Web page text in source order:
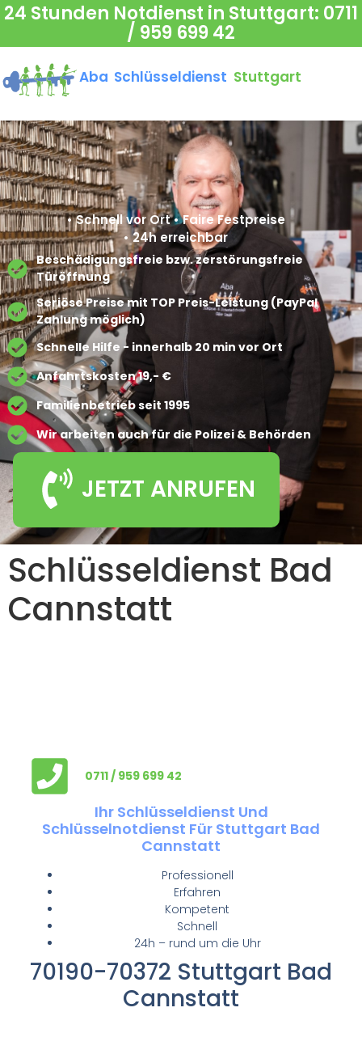
24 Stunden Notdienst in Stuttgart: 0711
/ 959 699 42
Aba Schlüsseldienst Stuttgart
• Schnell vor Ort • Faire Festpreise
• 24h erreichbar
Beschädigungsfreie bzw. zerstörungsfreie
Türöffnung​
Seriöse Preise mit TOP Preis-Leistung (PayPal
Zahlung möglich)​
Schnelle Hilfe - innerhalb 20 min vor Ort
Anfahrtskosten 19,- €
Familienbetrieb seit 1995
Wir arbeiten auch für die Polizei & Behörden
JETZT ANRUFEN
Schlüsseldienst Bad
Cannstatt
0711 / 959 699 42
Ihr Schlüsseldienst Und
Schlüsselnotdienst Für Stuttgart Bad
Cannstatt
Professionell
Erfahren
Kompetent
Schnell
24h – rund um die Uhr
70190-70372 Stuttgart Bad
Cannstatt